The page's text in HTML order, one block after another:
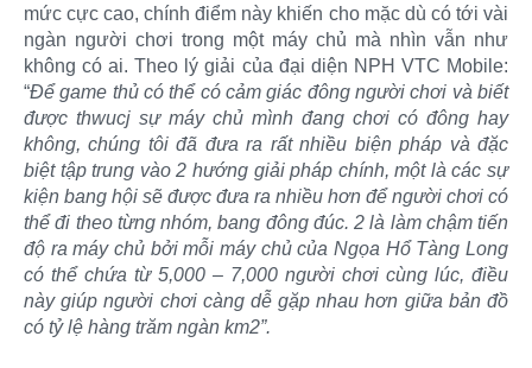
mức cực cao, chính điểm này khiến cho mặc dù có tới vài
ngàn người chơi trong một máy chủ mà nhìn vẫn như
không có ai. Theo lý giải của đại diện NPH VTC Mobile:
“Để game thủ có thể có cảm giác đông người chơi và biết
được thwucj sự máy chủ mình đang chơi có đông hay
không, chúng tôi đã đưa ra rất nhiều biện pháp và đặc
biệt tập trung vào 2 hướng giải pháp chính, một là các sự
kiện bang hội sẽ được đưa ra nhiều hơn để người chơi có
thể đi theo từng nhóm, bang đông đúc. 2 là làm chậm tiến
độ ra máy chủ bởi mỗi máy chủ của Ngọa Hổ Tàng Long
có thể chứa từ 5,000 – 7,000 người chơi cùng lúc, điều
này giúp người chơi càng dễ gặp nhau hơn giữa bản đồ
có tỷ lệ hàng trăm ngàn km2”.